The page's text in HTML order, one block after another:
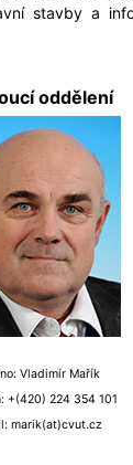
stavby a
oddělení
Vladimír Mařík
+(420) 224 354 101
marik(at)cvut.cz